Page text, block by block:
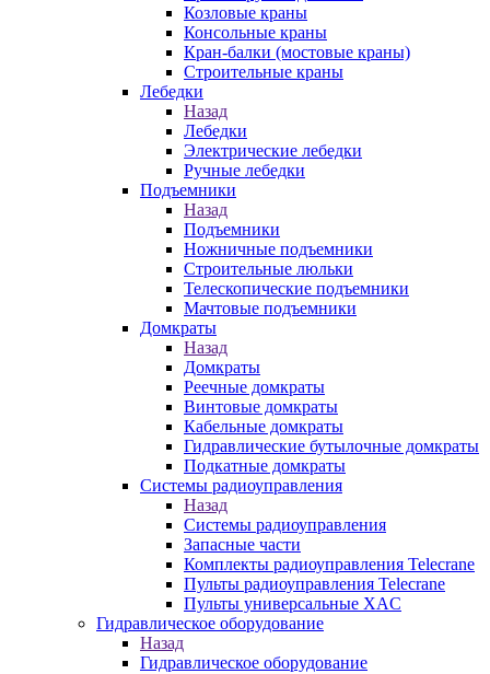
Козловые краны
Консольные краны
Кран-балки (мостовые краны)
Строительные краны
Лебедки
Назад
Лебедки
Электрические лебедки
Ручные лебедки
Подъемники
Назад
Подъемники
Ножничные подъемники
Строительные люльки
Телескопические подъемники
Мачтовые подъемники
Домкраты
Назад
Домкраты
Реечные домкраты
Винтовые домкраты
Кабельные домкраты
Гидравлические бутылочные домкраты
Подкатные домкраты
Системы радиоуправления
Назад
Системы радиоуправления
Запасные части
Комплекты радиоуправления Telecrane
Пульты радиоуправления Telecrane
Пульты универсальные XAC
Гидравлическое оборудование
Назад
Гидравлическое оборудование